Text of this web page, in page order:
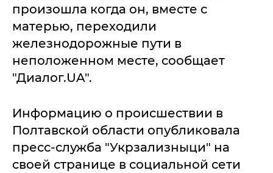
произошла когда он, вместе с
матерью, переходили
железнодорожные пути в
неположенном месте, сообщает
"Диалог.UA".
Информацию о происшествии в
Полтавской области опубликовала
пресс-служба "Укрзализныци" на
своей странице в социальной сети